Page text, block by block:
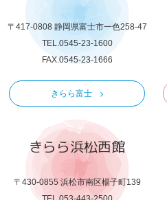
〒417-0808 静岡県富士市一色258-47
TEL.0545-23-1600
FAX.0545-23-1666
きらら富士
きらら浜松西館
〒430-0855 浜松市南区楊子町139